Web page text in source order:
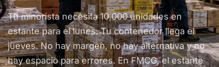
Tu minorista necesita 10,000 unidades en
estante para el lunes. Tu contenedor llega el
jueves. No hay margen, no hay alternativa y no
hay espacio para errores. En FMCG, el estante